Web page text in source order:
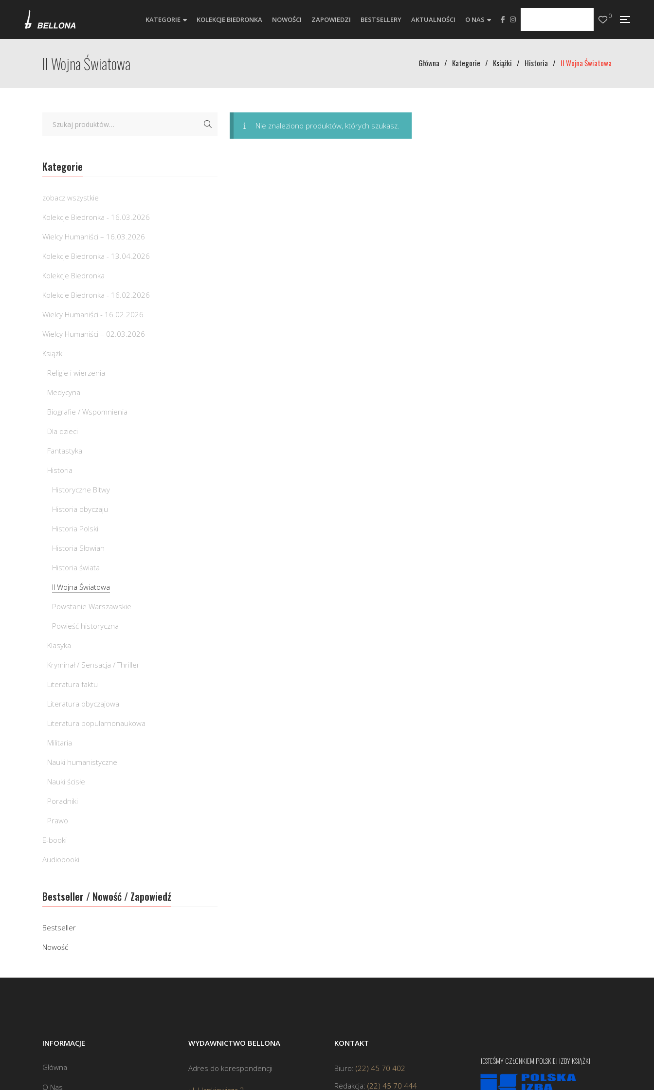
KATEGORIE KOLEKCJE BIEDRONKA NOWOŚCI ZAPOWIEDZI BESTSELLERY AKTUALNOŚCI O NAS 0
II Wojna Światowa Główna / Kategorie / Książki / Historia / II Wojna Światowa
Nie znaleziono produktów, których szukasz.
Kategorie
zobacz wszystkie
Kolekcje Biedronka - 16.03.2026
Wielcy Humaniści – 16.03.2026
Kolekcje Biedronka - 13.04.2026
Kolekcje Biedronka
Kolekcje Biedronka - 16.02.2026
Wielcy Humaniści - 16.02.2026
Wielcy Humaniści – 02.03.2026
Książki
Religie i wierzenia
Medycyna
Biografie / Wspomnienia
Dla dzieci
Fantastyka
Historia
Historyczne Bitwy
Historia obyczaju
Historia Polski
Historia Słowian
Historia świata
II Wojna Światowa
Powstanie Warszawskie
Powieść historyczna
Klasyka
Kryminał / Sensacja / Thriller
Literatura faktu
Literatura obyczajowa
Literatura popularnonaukowa
Militaria
Nauki humanistyczne
Nauki ścisłe
Poradniki
Prawo
E-booki
Audiobooki
Bestseller / Nowość / Zapowiedź
Bestseller
Nowość
INFORMACJE
Główna
O Nas
WYDAWNICTWO BELLONA
Adres do korespondencji
KONTAKT
Biuro: (22) 45 70 402
Redakcja: (22) 45 70 444
JESTEŚMY CZŁONKIEM POLSKIEJ IZBY KSIĄŻKI